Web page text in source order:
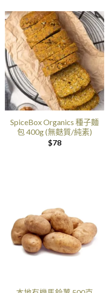
SpiceBox Organics 種子麵
包 400g (無麩質/純素)
$78